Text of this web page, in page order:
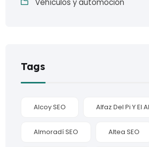
Vehículos y automoción
Tags
Alcoy SEO Alfaz Del Pi Y El
Almoradí SEO Altea SEO